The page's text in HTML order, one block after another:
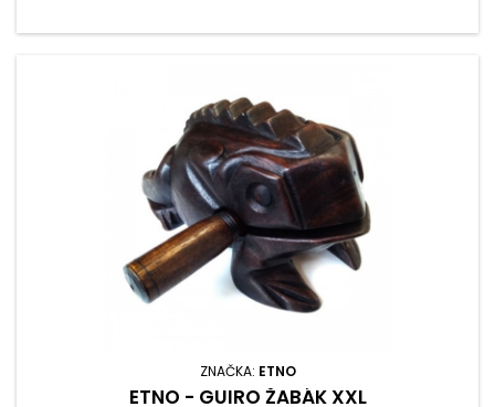
ZNAČKA: ETNO
ETNO - GUIRO ŽABÁK XXL